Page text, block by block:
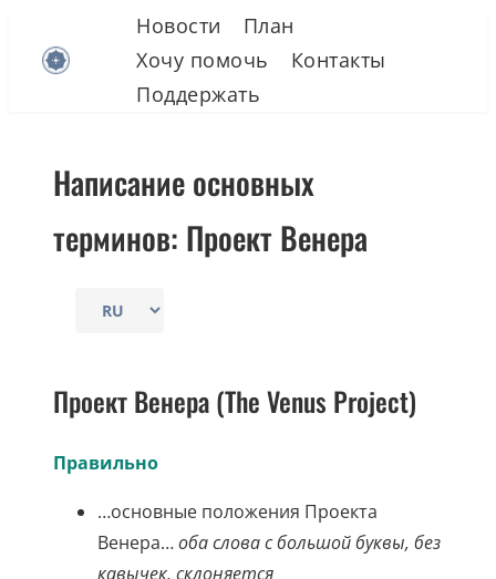
Новости
План
Хочу помочь
Контакты
Поддержать
Написание основных
терминов: Проект Венера
Выбрать
Проект Венера (The Venus Project)
Правильно
…основные положения Проекта
Венера…оба слова с большой буквы, без
кавычек, склоняется